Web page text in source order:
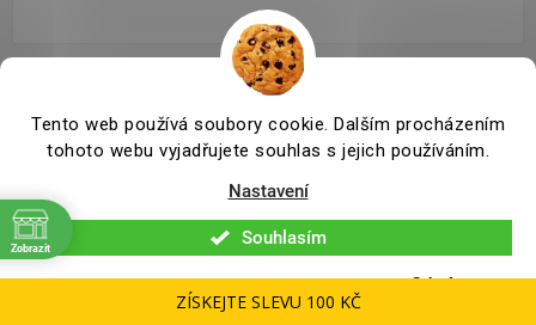
Tento web používá soubory cookie. Dalším procházením
tohoto webu vyjadřujete souhlas s jejich používáním.
Nastavení
Odmítnout
Souhlasím
Zobrazit
ZÍSKEJTE SLEVU 100 KČ